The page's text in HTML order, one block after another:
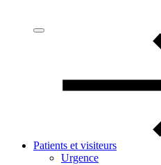
Patients et visiteurs
Urgence